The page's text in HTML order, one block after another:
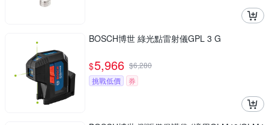
BOSCH博世 綠光點雷射儀GPL 3 G
$5,966 $6,280
挑戰低價
券